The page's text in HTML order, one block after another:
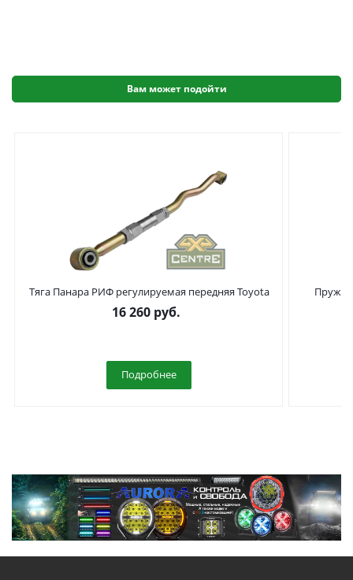
Вам может подойти
Тяга Панара РИФ регулируемая передняя Toyota
Land Cruiser 80/105 левый руль
16 260 руб.
Подробнее